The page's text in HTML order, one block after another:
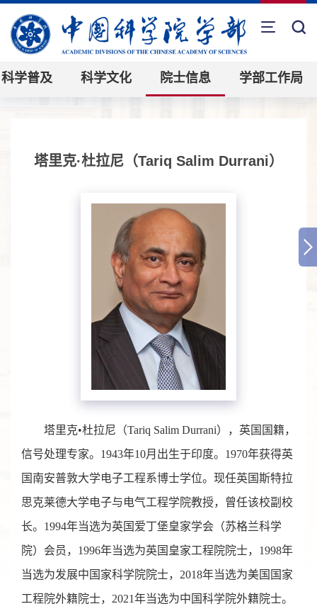
科学普及 科学文化 院士信息 学部工作局
塔里克·杜拉尼（Tariq Salim Durrani）
塔里克•杜拉尼（Tariq Salim Durrani），英国国籍，
信号处理专家。1943年10月出生于印度。1970年获得英
国南安普敦大学电子工程系博士学位。现任英国斯特拉
思克莱德大学电子与电气工程学院教授，曾任该校副校
长。1994年当选为英国爱丁堡皇家学会（苏格兰科学
院）会员，1996年当选为英国皇家工程院院士，1998年
当选为发展中国家科学院院士，2018年当选为美国国家
工程院外籍院士，2021年当选为中国科学院外籍院士。